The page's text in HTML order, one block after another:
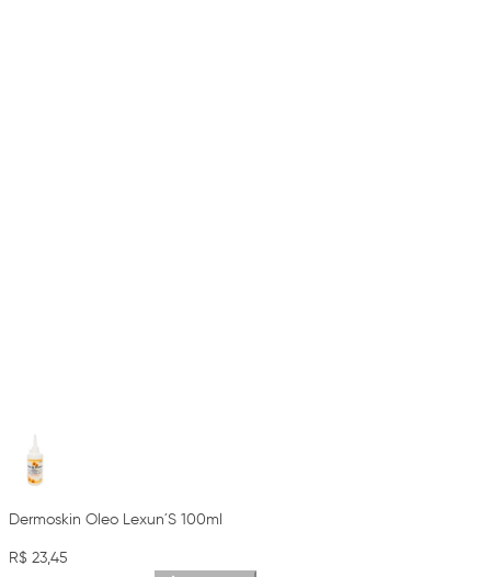
Dermoskin Oleo Lexun´S 100ml
R$ 23,45